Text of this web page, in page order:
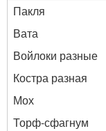
Пакля
Вата
Войлоки разные
Костра разная
Мох
Торф-сфагнум